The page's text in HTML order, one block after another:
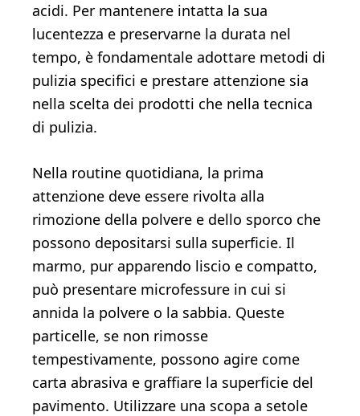
acidi. Per mantenere intatta la sua
lucentezza e preservarne la durata nel
tempo, è fondamentale adottare metodi di
pulizia specifici e prestare attenzione sia
nella scelta dei prodotti che nella tecnica
di pulizia.
Nella routine quotidiana, la prima
attenzione deve essere rivolta alla
rimozione della polvere e dello sporco che
possono depositarsi sulla superficie. Il
marmo, pur apparendo liscio e compatto,
può presentare microfessure in cui si
annida la polvere o la sabbia. Queste
particelle, se non rimosse
tempestivamente, possono agire come
carta abrasiva e graffiare la superficie del
pavimento. Utilizzare una scopa a setole